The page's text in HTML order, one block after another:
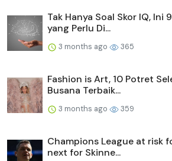
Tak Hanya Soal Skor IQ, Ini
yang Perlu Di...
3 months ago 365
Fashion is Art, 10 Potret
Busana Terbaik...
3 months ago 359
Champions League at risk
next for Skinne...